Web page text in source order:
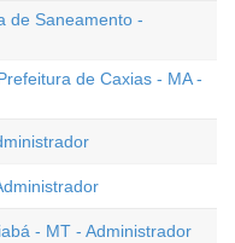
de Saneamento -
de Caxias - MA -
- MT - Administrador